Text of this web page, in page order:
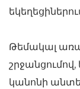
Թեմակալ
կանոնի